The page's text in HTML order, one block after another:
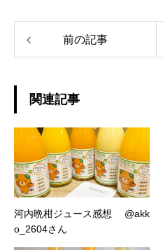
前の記事
関連記事
河内晩柑ジュース感想 @akk
o_2604さん